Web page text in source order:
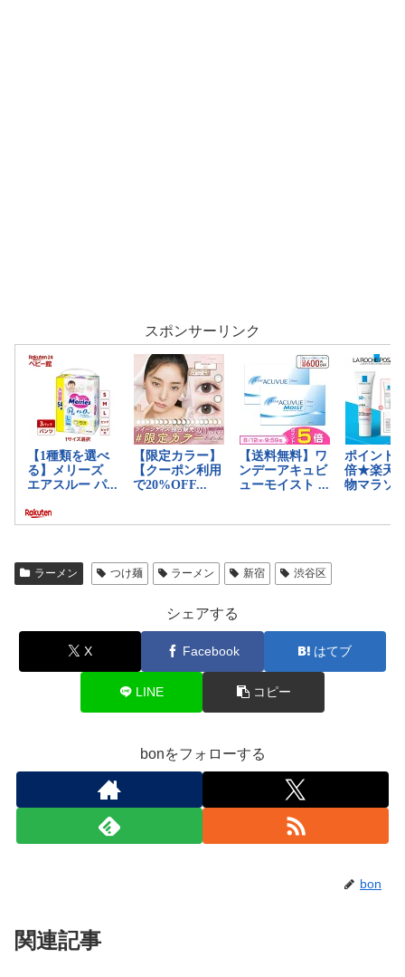
スポンサーリンク
ラーメン つけ麺 ラーメン 新宿 渋谷区
シェアする
X Facebook はてブ
LINE コピー
bonをフォローする
bon
関連記事